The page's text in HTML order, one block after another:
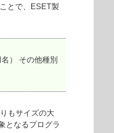
とで、ESET製
） その他種別
もサイズの大
となるプログラ